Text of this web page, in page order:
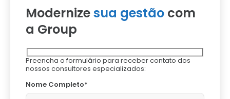
Modernizesua gestãocom
a Group
Preencha o formulário para receber contato dos
nossos consultores especializados:
Nome Completo*